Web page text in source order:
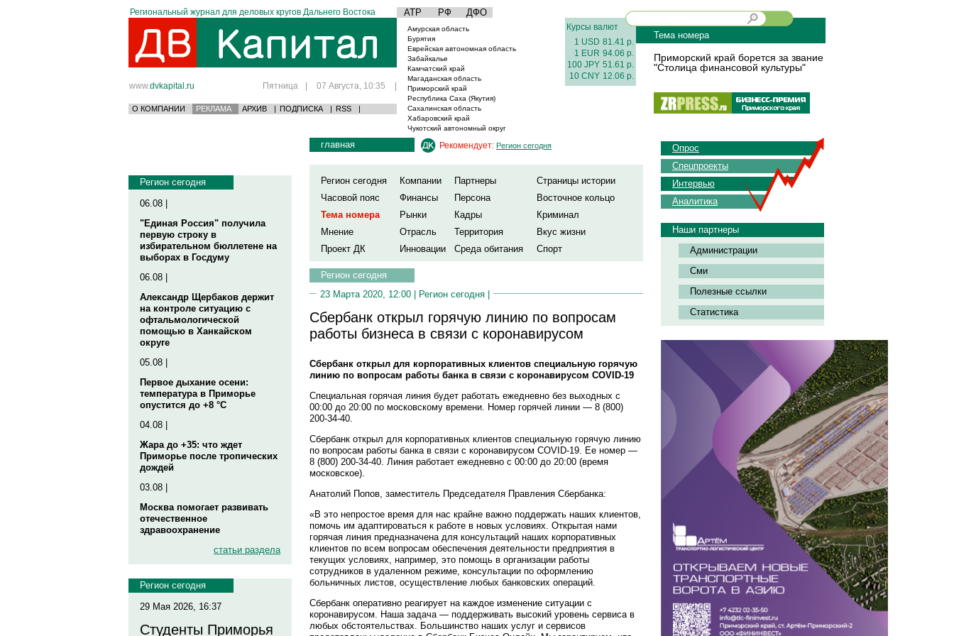
Региональный журнал для деловых кругов Дальнего Востока АТР РФ ДФО
www.dvkapital.ru Пятница | 07 Августа, 10:35 |
О КОМПАНИИ РЕКЛАМА АРХИВ | ПОДПИСКА | RSS |
Амурская область
Бурятия
Еврейская автономная область
Забайкалье
Камчатский край
Магаданская область
Приморский край
Республика Саха (Якутия)
Сахалинская область
Хабаровский край
Чукотский автономный округ
Курсы валют
1 USD 81.41 р.
1 EUR 94.06 р.
100 JPY 51.61 р.
10 CNY 12.06 р.
Тема номера
Приморский край борется за звание
"Столица финансовой культуры"
Регион сегодня
06.08 |
"Единая Россия" получила
первую строку в
избирательном бюллетене на
выборах в Госдуму
06.08 |
Александр Щербаков держит
на контроле ситуацию с
офтальмологической
помощью в Ханкайском
округе
05.08 |
Первое дыхание осени:
температура в Приморье
опустится до +8 °C
04.08 |
Жара до +35: что ждет
Приморье после тропических
дождей
03.08 |
Москва помогает развивать
отечественное
здравоохранение
статьи раздела
Регион сегодня
29 Мая 2026, 16:37
Студенты Приморья
главная Рекомендует: Регион сегодня
Регион сегодня Компании Партнеры
Страницы истории
Часовой пояс
Финансы Персона
Восточное кольцо
Тема номера
Рынки Кадры
Криминал
Мнение
Отрасль Территория
Вкус жизни
Проект ДК
Инновации Среда обитания Спорт
Регион сегодня
23 Марта 2020, 12:00 | Регион сегодня |
Сбербанк открыл горячую линию по вопросам
работы бизнеса в связи с коронавирусом
Сбербанк открыл для корпоративных клиентов специальную горячую
линию по вопросам работы банка в связи с коронавирусом COVID-19
Специальная горячая линия будет работать ежедневно без выходных с
00:00 до 20:00 по московскому времени. Номер горячей линии — 8 (800)
200-34-40.
Сбербанк открыл для корпоративных клиентов специальную горячую линию
по вопросам работы банка в связи с коронавирусом COVID-19. Ее номер —
8 (800) 200-34-40. Линия работает ежедневно с 00:00 до 20:00 (время
московское).
Анатолий Попов, заместитель Председателя Правления Сбербанка:
«В это непростое время для нас крайне важно поддержать наших клиентов,
помочь им адаптироваться к работе в новых условиях. Открытая нами
горячая линия предназначена для консультаций наших корпоративных
клиентов по всем вопросам обеспечения деятельности предприятия в
текущих условиях, например, это помощь в организации работы
сотрудников в удаленном режиме, консультации по оформлению
больничных листов, осуществление любых банковских операций.
Сбербанк оперативно реагирует на каждое изменение ситуации с
коронавирусом. Наша задача — поддерживать высокий уровень сервиса в
любых обстоятельствах. Большинство наших услуг и сервисов
Опрос
Спецпроекты
Интервью
Аналитика
Наши партнеры
Администрации
Сми
Полезные ссылки
Статистика